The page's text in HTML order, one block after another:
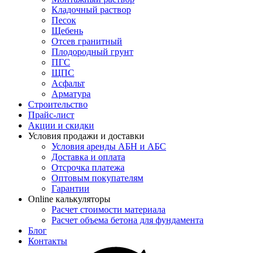
Кладочный раствор
Песок
Щебень
Отсев гранитный
Плодородный грунт
ПГС
ЩПС
Асфальт
Арматура
Строительство
Прайс-лист
Акции и скидки
Условия продажи и доставки
Условия аренды АБН и АБС
Доставка и оплата
Отсрочка платежа
Оптовым покупателям
Гарантии
Online калькуляторы
Расчет стоимости материала
Расчет объема бетона для фундамента
Блог
Контакты